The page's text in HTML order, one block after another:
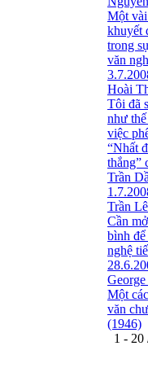
Một
khuyết
trong
văn
Hoài
Tôi đã
như
việc
“Nhất
thắng”
Trần
Trần
Cần
bình
nghệ
Một
văn
(1946)
1 - 20